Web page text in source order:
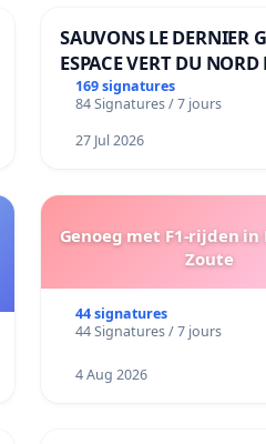
SAUVONS LE DERNIER
ESPACE VERT DU NORD
BOUGERIES
169 signatures
84 Signatures / 7 jours
27 Jul 2026
Genoeg met F1-rijden in
Zoute
44 signatures
44 Signatures / 7 jours
4 Aug 2026